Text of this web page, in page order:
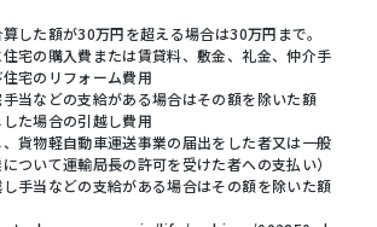
した額が30万円を超える場合は30万円まで。
宅の購入費または賃貸料、敷金、礼金、仲介手
宅のリフォーム費用
当などの支給がある場合はその額を除いた額
た場合の引越し費用
、貨物軽自動車運送事業の届出をした者又は一般
ついて運輸局長の許可を受けた者への支払い）
手当などの支給がある場合はその額を除いた額